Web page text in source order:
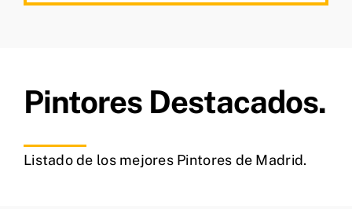
Pintores Destacados.
Listado de los mejores Pintores de Madrid.